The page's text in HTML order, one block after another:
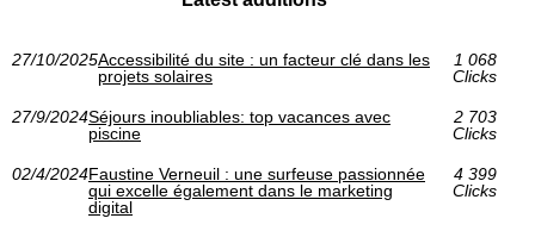
27/10/2025Accessibilité du site : un facteur clé dans les
projets solaires
1 068
Clicks
27/9/2024Séjours inoubliables: top vacances avec
piscine
2 703
Clicks
02/4/2024Faustine Verneuil : une surfeuse passionnée
qui excelle également dans le marketing
digital
4 399
Clicks